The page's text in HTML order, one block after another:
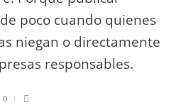
poco cuando quienes
niegan o directamente
responsables.
0